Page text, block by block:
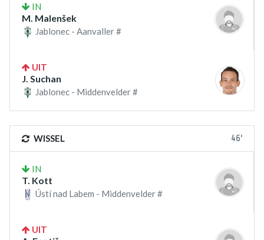
IN
M. Malenšek
Jablonec - Aanvaller #
UIT
J. Suchan
Jablonec - Middenvelder #
WISSEL 46'
IN
T. Kott
Ústí nad Labem - Middenvelder #
UIT